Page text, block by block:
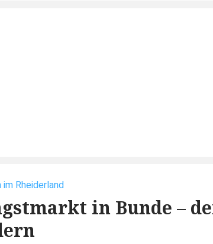
im Rheiderland
in Bunde –